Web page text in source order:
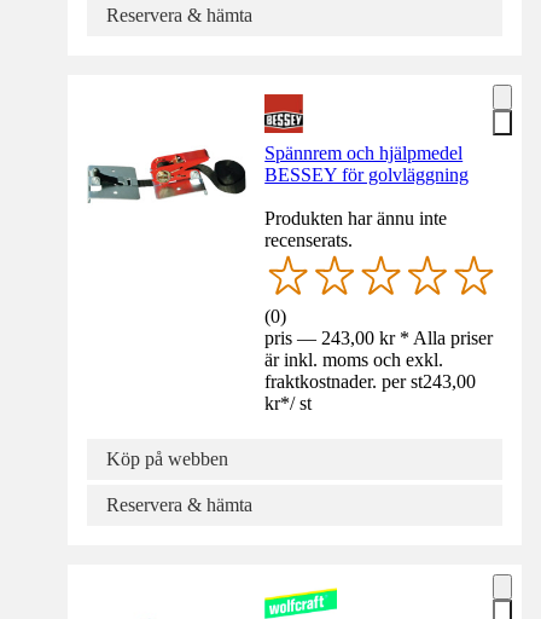
Reservera & hämta
Spännrem och hjälpmedel
BESSEY för golvläggning
Produkten har ännu inte
recenserats.
(0)
pris — 243,00 kr * Alla priser
är inkl. moms och exkl.
fraktkostnader. per st243,00
kr*/ st
Köp på webben
Reservera & hämta